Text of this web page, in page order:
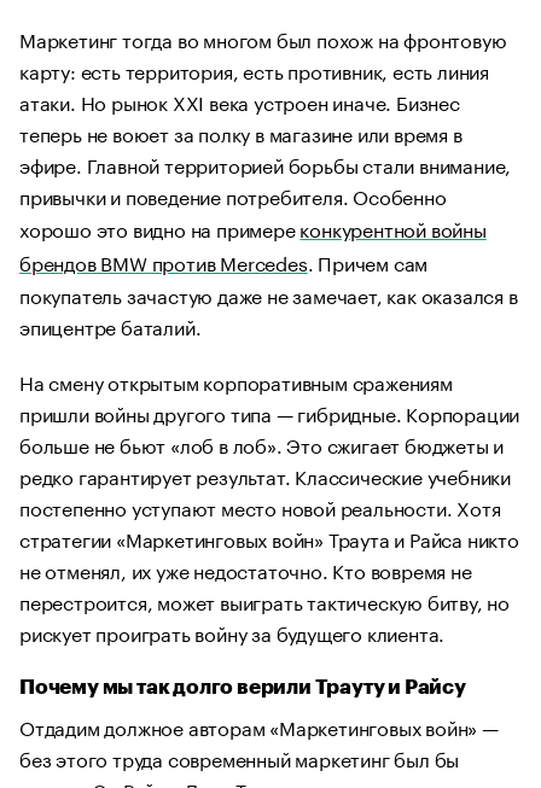
Маркетинг тогда во многом был похож на фронтовую
карту: есть территория, есть противник, есть линия
атаки. Но рынок XXI века устроен иначе. Бизнес
теперь не воюет за полку в магазине или время в
эфире. Главной территорией борьбы стали внимание,
привычки и поведение потребителя. Особенно
хорошо это видно на примереконкурентной войны
брендов BMW против Mercedes. Причем сам
покупатель зачастую даже не замечает, как оказался в
эпицентре баталий.
На смену открытым корпоративным сражениям
пришли войны другого типа — гибридные. Корпорации
больше не бьют «лоб в лоб». Это сжигает бюджеты и
редко гарантирует результат. Классические учебники
постепенно уступают место новой реальности. Хотя
стратегии «Маркетинговых войн» Траута и Райса никто
не отменял, их уже недостаточно. Кто вовремя не
перестроится, может выиграть тактическую битву, но
рискует проиграть войну за будущего клиента.
Почему мы так долго верили Трауту и Райсу
Отдадим должное авторам «Маркетинговых войн» —
без этого труда современный маркетинг был бы